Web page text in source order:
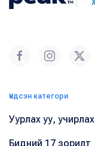
Үндсэн категори
Уурлах уу,
Бидний 17 зорилт